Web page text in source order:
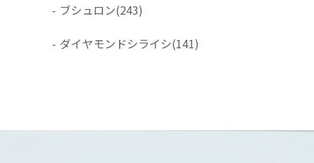
- ブシュロン(243)
- ダイヤモンドシライシ(141)